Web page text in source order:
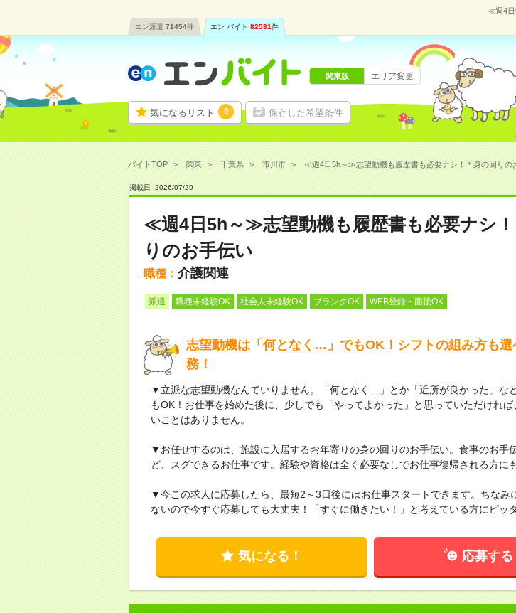
≪週4日
エン派遣 71454件 エン バイト 82531件
気になるリスト 0 保存した希望条件
関東版 エリア変更
バイトTOP 関東 千葉県 市川市 ≪週4日5h～≫志望動機も履歴書も必要ナシ！＊身の回りの
掲載日 :2026/07/29
≪週4日5h～≫志望動機も履歴書も必要ナシ！
りのお手伝い
職種： 介護関連
派遣 職種未経験OK 社会人未経験OK ブランクOK WEB登録・面接OK
志望動機は「何となく…」でもOK！シフトの組み方も選
務！
▼立派な志望動機なんていりません。「何となく…」とか「近所が良かった」な
もOK！お仕事を始めた後に、少しでも「やってよかった」と思っていただければ
いことはありません。
▼お任せするのは、施設に入居するお年寄りの身の回りのお手伝い。食事のお手
ど、スグできるお仕事です。経験や資格は全く必要なしでお仕事復帰される方に
▼今この求人に応募したら、最短2～3日後にはお仕事スタートできます。ちなみ
ないので今すぐ応募しても大丈夫！「すぐに働きたい！」と考えている方にピッ
気になる！ 応募する